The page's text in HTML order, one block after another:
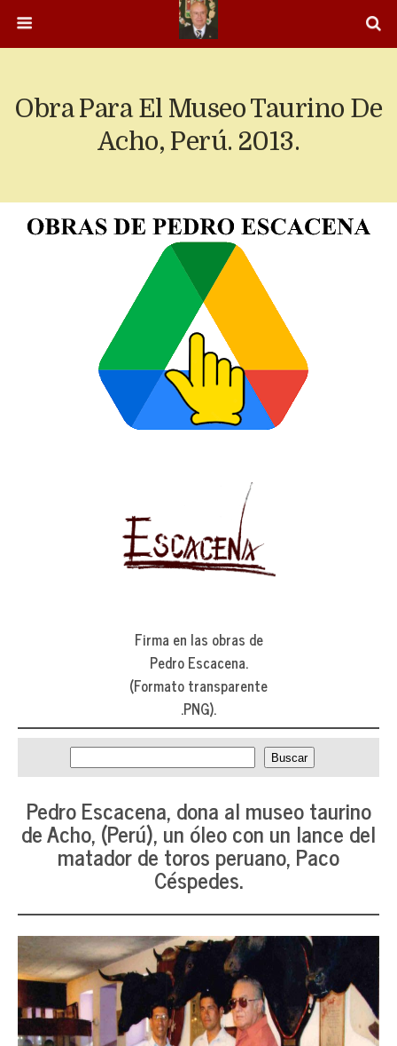
Obra Para El Museo Taurino De
Acho, Perú. 2013.
Firma en las obras de
Pedro Escacena.
(Formato transparente
.PNG).
Buscar
Pedro Escacena, dona al museo taurino
de Acho, (Perú), un óleo con un lance del
matador de toros peruano, Paco
Céspedes.